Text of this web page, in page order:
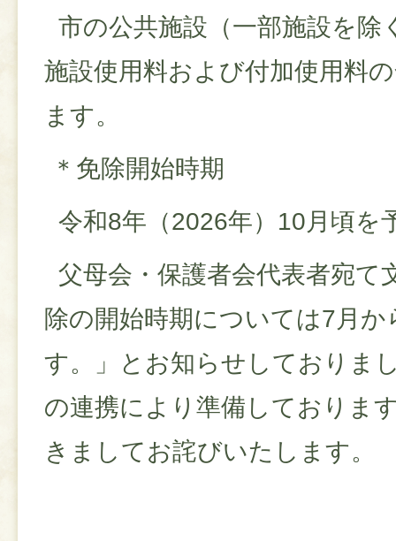
市の公共施設（一部施設を除
施設使用料および付加使用料
ます。
＊免除開始時期
令和8年（2026年）10月頃を
父母会・保護者会代表者宛て
除の開始時期については7月
す。」とお知らせしておりま
の連携により準備しておりま
きましてお詫びいたします。